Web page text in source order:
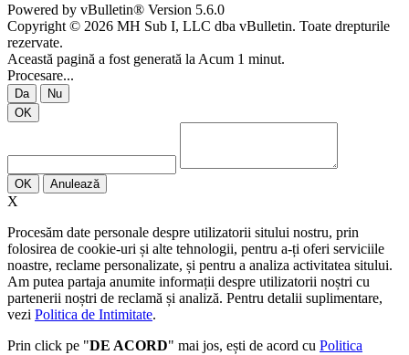
Powered by vBulletin® Version 5.6.0
Copyright © 2026 MH Sub I, LLC dba vBulletin. Toate drepturile
rezervate.
Această pagină a fost generată la Acum 1 minut.
Procesare...
Da
Nu
OK
OK Anulează
X
Procesăm date personale despre utilizatorii sitului nostru, prin
folosirea de cookie-uri și alte tehnologii, pentru a-ți oferi serviciile
noastre, reclame personalizate, și pentru a analiza activitatea sitului.
Am putea partaja anumite informații despre utilizatorii noștri cu
partenerii noștri de reclamă și analiză. Pentru detalii suplimentare,
vezi Politica de Intimitate.
Prin click pe "DE ACORD" mai jos, ești de acord cu Politica